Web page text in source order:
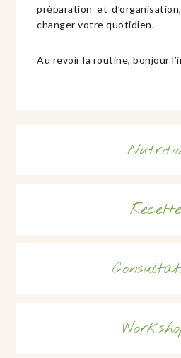
préparation et
changer votre quotidien.
Au revoir la routine, bonjour